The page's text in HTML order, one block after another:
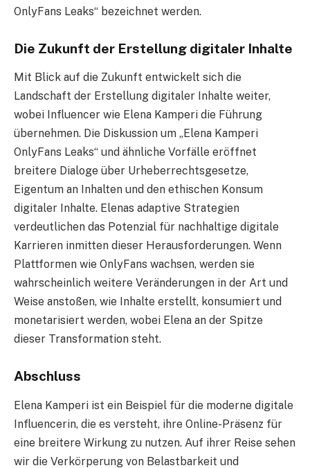
OnlyFans Leaks“ bezeichnet werden.
Die Zukunft der Erstellung digitaler Inhalte
Mit Blick auf die Zukunft entwickelt sich die
Landschaft der Erstellung digitaler Inhalte weiter,
wobei Influencer wie Elena Kamperi die Führung
übernehmen. Die Diskussion um „Elena Kamperi
OnlyFans Leaks“ und ähnliche Vorfälle eröffnet
breitere Dialoge über Urheberrechtsgesetze,
Eigentum an Inhalten und den ethischen Konsum
digitaler Inhalte. Elenas adaptive Strategien
verdeutlichen das Potenzial für nachhaltige digitale
Karrieren inmitten dieser Herausforderungen. Wenn
Plattformen wie OnlyFans wachsen, werden sie
wahrscheinlich weitere Veränderungen in der Art und
Weise anstoßen, wie Inhalte erstellt, konsumiert und
monetarisiert werden, wobei Elena an der Spitze
dieser Transformation steht.
Abschluss
Elena Kamperi ist ein Beispiel für die moderne digitale
Influencerin, die es versteht, ihre Online-Präsenz für
eine breitere Wirkung zu nutzen. Auf ihrer Reise sehen
wir die Verkörperung von Belastbarkeit und